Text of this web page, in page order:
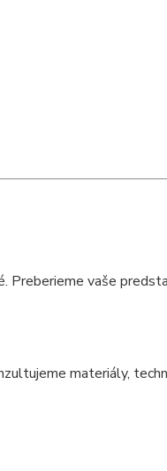
Preberieme vaše
materiály,